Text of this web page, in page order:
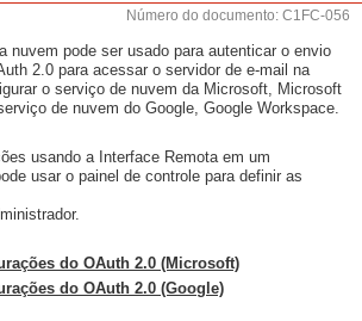
Número do documento: C1FC-056
nuvem pode ser usado para autenticar o envio
2.0 para acessar o servidor de e-mail na
o serviço de nuvem da Microsoft, Microsoft
de nuvem do Google, Google Workspace.
usando a Interface Remota em um
usar o painel de controle para definir as
do OAuth 2.0 (Microsoft)
do OAuth 2.0 (Google)